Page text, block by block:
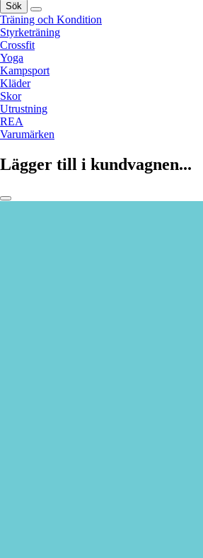
Sök
Träning och Kondition
Styrketräning
Crossfit
Yoga
Kampsport
Kläder
Skor
Utrustning
REA
Varumärken
Lägger till i kundvagnen...